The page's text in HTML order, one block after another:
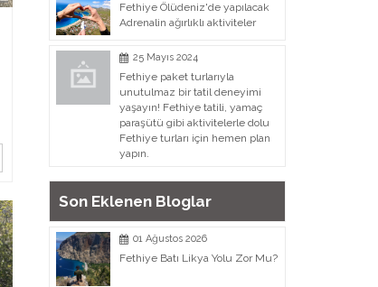
Fethiye Ölüdeniz'de yapılacak
Adrenalin ağırlıklı aktiviteler
25 Mayıs 2024
Fethiye paket turlarıyla
unutulmaz bir tatil deneyimi
yaşayın! Fethiye tatili, yamaç
paraşütü gibi aktivitelerle dolu
Fethiye turları için hemen plan
yapın.
Son Eklenen Bloglar
01 Ağustos 2026
Fethiye Batı Likya Yolu Zor Mu?